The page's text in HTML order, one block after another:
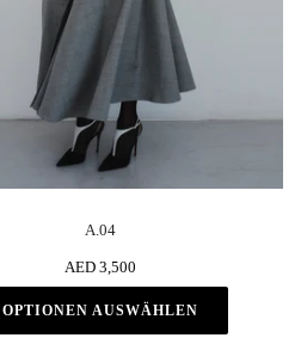
A.04
AED 3,500
OPTIONEN AUSWÄHLEN